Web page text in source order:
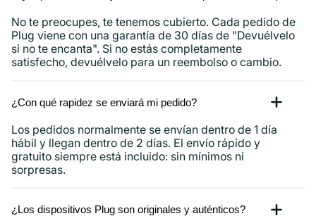
No te preocupes, te tenemos cubierto. Cada pedido de
Plug viene con una garantía de 30 días de "Devuélvelo
si no te encanta". Si no estás completamente
satisfecho, devuélvelo para un reembolso o cambio.
¿Con qué rapidez se enviará mi pedido?
Los pedidos normalmente se envían dentro de 1 día
hábil y llegan dentro de 2 días. El envío rápido y
gratuito siempre está incluido: sin mínimos ni
sorpresas.
¿Los dispositivos Plug son originales y auténticos?